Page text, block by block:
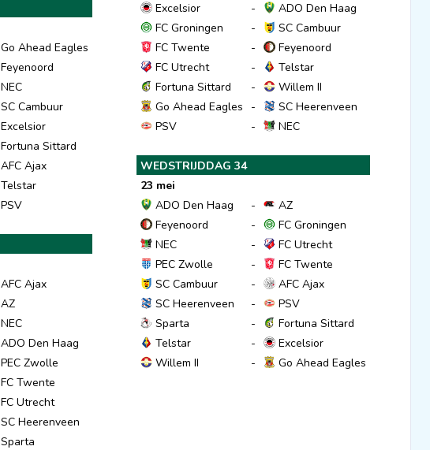
Go Ahead Eagles
Feyenoord
NEC
SC Cambuur
Excelsior
Fortuna Sittard
AFC Ajax
Telstar
PSV
AFC Ajax
AZ
NEC
ADO Den Haag
PEC Zwolle
FC Twente
FC Utrecht
SC Heerenveen
Sparta
Excelsior
-
ADO Den Haag
FC Groningen
-
SC Cambuur
FC Twente
-
Feyenoord
FC Utrecht
-
Telstar
Fortuna Sittard
-
Willem II
Go Ahead Eagles
-
SC Heerenveen
PSV
- NEC
WEDSTRIJDDAG 34
23 mei
ADO Den Haag
-
AZ
Feyenoord
-
FC Groningen
NEC
-
FC Utrecht
PEC Zwolle
-
FC Twente
SC Cambuur
-
AFC Ajax
SC Heerenveen
-
PSV
Sparta
-
Fortuna Sittard
Telstar
-
Excelsior
Willem II
- Go Ahead Eagles